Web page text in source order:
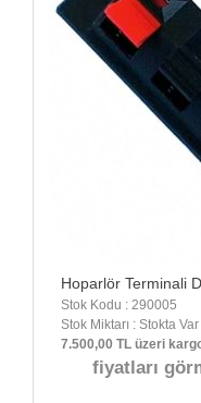
Hoparlör Terminali
Stok Kodu : 290005
Stok Miktarı : Stokta Var
7.500,00 TL üzeri
fiyatları